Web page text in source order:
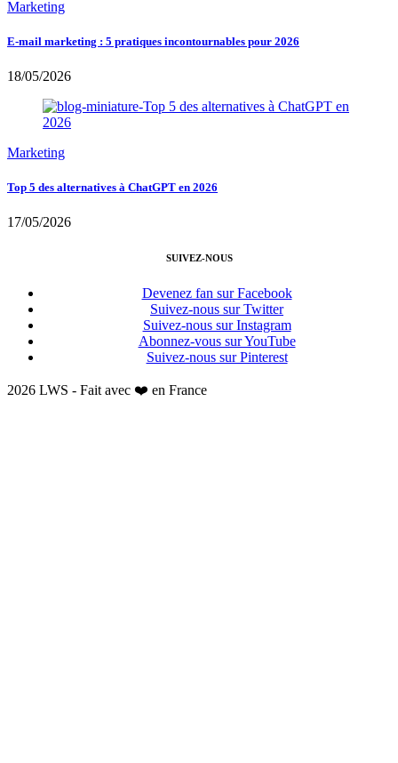
Marketing
E-mail marketing : 5 pratiques incontournables pour 2026
18/05/2026
Marketing
Top 5 des alternatives à ChatGPT en 2026
17/05/2026
SUIVEZ-NOUS
Devenez fan sur Facebook
Suivez-nous sur Twitter
Suivez-nous sur Instagram
Abonnez-vous sur YouTube
Suivez-nous sur Pinterest
2026 LWS - Fait avec ❤️ en France